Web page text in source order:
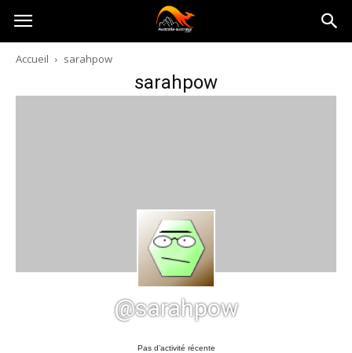
Australia-
australie.com
Accueil sarahpow
sarahpow
@sarahpow
Pas d’activité récente